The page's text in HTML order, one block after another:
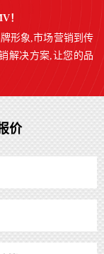
！
形象,市场营销到传
解决方案,让您的品
价